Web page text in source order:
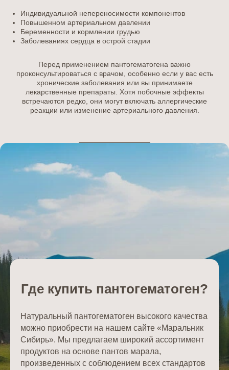
Индивидуальной непереносимости компонентов
Повышенном артериальном давлении
Беременности и кормлении грудью
Заболеваниях сердца в острой стадии
Перед применением пантогематогена важно
проконсультироваться с врачом, особенно если у вас есть
хронические заболевания или вы принимаете
лекарственные препараты. Хотя побочные эффекты
встречаются редко, они могут включать аллергические
реакции или изменение артериального давления.
Где купить пантогематоген?
Натуральный пантогематоген высокого качества
можно приобрести на нашем сайте «Маральник
Сибирь». Мы предлагаем широкий ассортимент
продуктов на основе пантов марала,
произведенных с соблюдением всех стандартов